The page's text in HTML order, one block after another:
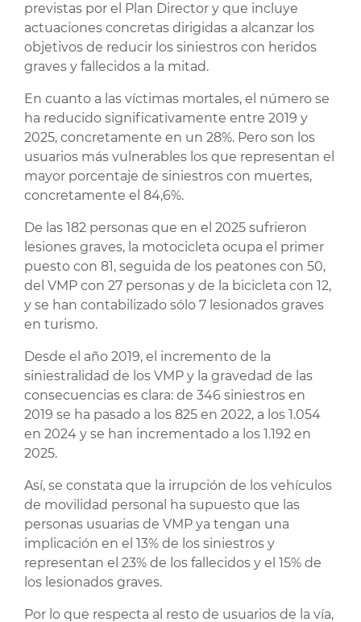
previstas por el Plan Director y que incluye
actuaciones concretas dirigidas a alcanzar los
objetivos de reducir los siniestros con heridos
graves y fallecidos a la mitad.
En cuanto a las víctimas mortales, el número se
ha reducido significativamente entre 2019 y
2025, concretamente en un 28%. Pero son los
usuarios más vulnerables los que representan el
mayor porcentaje de siniestros con muertes,
concretamente el 84,6%.
De las 182 personas que en el 2025 sufrieron
lesiones graves, la motocicleta ocupa el primer
puesto con 81, seguida de los peatones con 50,
del VMP con 27 personas y de la bicicleta con 12,
y se han contabilizado sólo 7 lesionados graves
en turismo.
Desde el año 2019, el incremento de la
siniestralidad de los VMP y la gravedad de las
consecuencias es clara: de 346 siniestros en
2019 se ha pasado a los 825 en 2022, a los 1.054
en 2024 y se han incrementado a los 1.192 en
2025.
Así, se constata que la irrupción de los vehículos
de movilidad personal ha supuesto que las
personas usuarias de VMP ya tengan una
implicación en el 13% de los siniestros y
representan el 23% de los fallecidos y el 15% de
los lesionados graves.
Por lo que respecta al resto de usuarios de la vía,